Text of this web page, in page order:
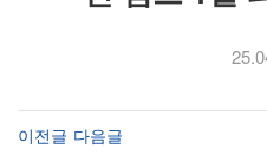
이전글 다음글